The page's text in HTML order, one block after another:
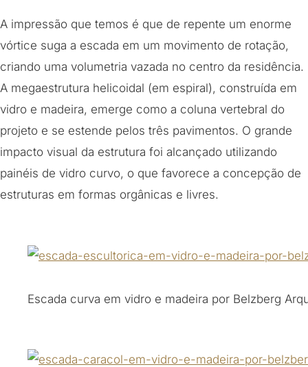
A impressão que temos é que de repente um enorme
vórtice suga a escada em um movimento de rotação,
criando uma volumetria vazada no centro da residência.
A megaestrutura helicoidal (em espiral), construída em
vidro e madeira, emerge como a coluna vertebral do
projeto e se estende pelos três pavimentos. O grande
impacto visual da estrutura foi alcançado utilizando
painéis de vidro curvo, o que favorece a concepção de
estruturas em formas orgânicas e livres.
Escada curva em vidro e madeira por Belzberg